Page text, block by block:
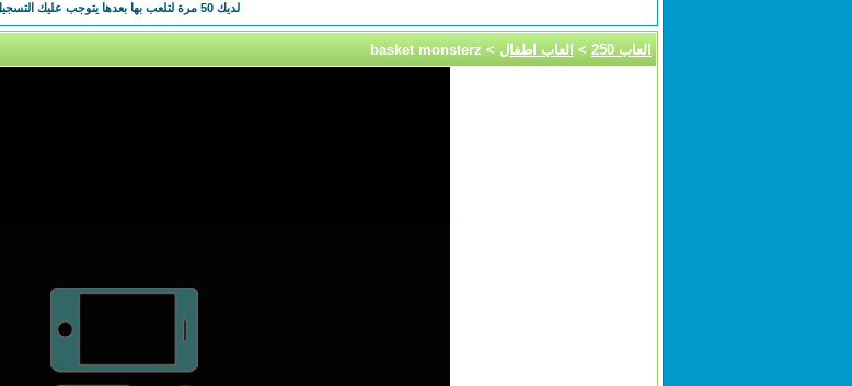
لديك50 مرة لتلعب بها بعدها يتوجب عليك
العاب 250 > العاب اطفال > basket monsterz